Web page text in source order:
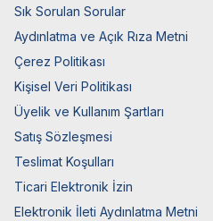
Sık Sorulan Sorular
Aydınlatma ve Açık Rıza Metni
Çerez Politikası
Kişisel Veri Politikası
Üyelik ve Kullanım Şartları
Satış Sözleşmesi
Teslimat Koşulları
Ticari Elektronik İzin
Elektronik İleti Aydınlatma Metni